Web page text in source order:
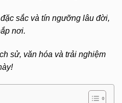
sắc và tín ngưỡng lâu đời,
nơi.
sử, văn hóa và trải nghiệm